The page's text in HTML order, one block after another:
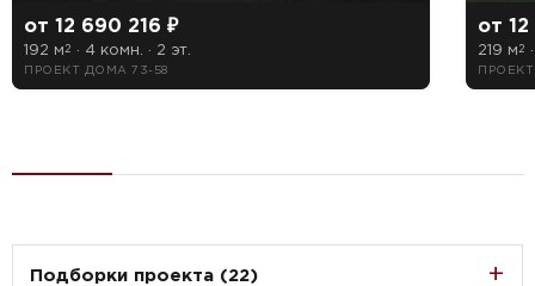
от 12 690 216 ₽
192 м2 · 4 комн. · 2 эт.
ПРОЕКТ ДОМА 73-58
от
219 м2
Подборки проекта (22)